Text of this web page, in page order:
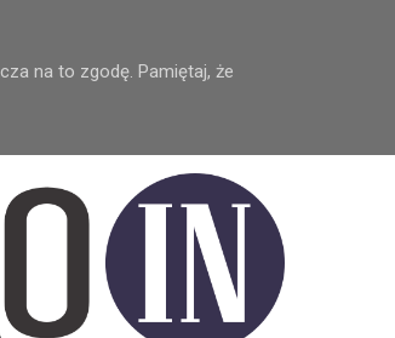
na to zgodę. Pamiętaj, że